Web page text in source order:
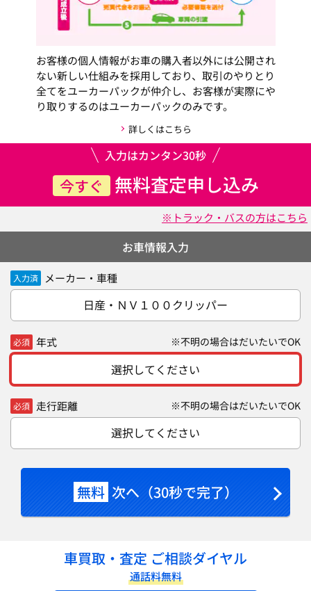
お客様の個人情報がお車の購入者以外には公開され
ない新しい仕組みを採用しており、取引のやりとり
全てをユーカーパックが仲介し、お客様が実際にや
り取りするのはユーカーパックのみです。
詳しくはこちら
入力はカンタン30秒
今すぐ 無料査定申し込み
※トラック・バスの方はこちら
お車情報入力
入力済 メーカー・車種
日産・ＮＶ１００クリッパー
必須 年式 ※不明の場合はだいたいでOK
選択してください
必須 走行距離 ※不明の場合はだいたいでOK
選択してください
無料 次へ（30秒で完了）
車買取・査定 ご相談ダイヤル
通話料無料